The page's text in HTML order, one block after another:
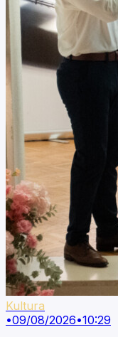
Kultura
•09/08/2026•10:29